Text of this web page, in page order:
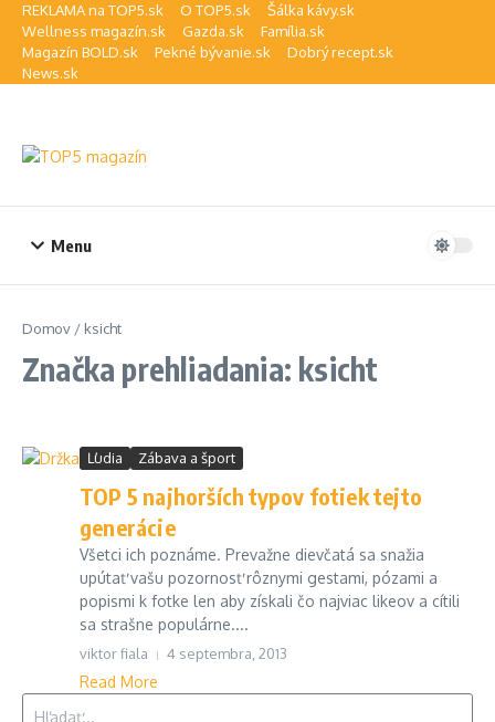
Preskočiť na obsah
REKLAMA na TOP5.sk O TOP5.sk
Šálka kávy.sk
Wellness magazín.sk
Gazda.sk
Família.sk
Magazín BOLD.sk
Pekné bývanie.sk
Dobrý recept.sk
News.sk
Menu
Domov / ksicht
Značka prehliadania: ksicht
Ľudia Zábava a šport
TOP 5 najhorších typov fotiek tejto
generácie
Všetci ich poznáme. Prevažne dievčatá sa snažia
upútať vašu pozornosť rôznymi gestami, pózami a
popismi k fotke len aby získali čo najviac likeov a cítili
sa strašne populárne....
viktor fiala 4 septembra, 2013
Read More